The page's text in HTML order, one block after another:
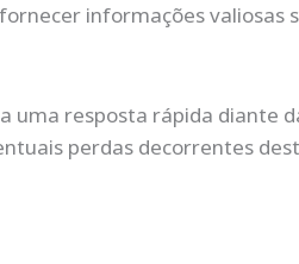
informações valiosas
uma resposta rápida diante
perdas decorrentes